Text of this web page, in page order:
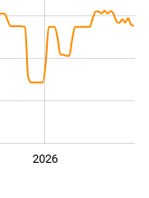
2026